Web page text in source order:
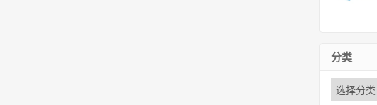
分类